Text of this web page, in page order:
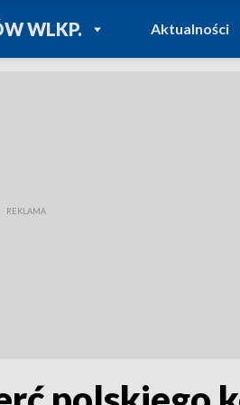
WLKP.
POWRÓT DO
TVP REGIONY
Aktualności